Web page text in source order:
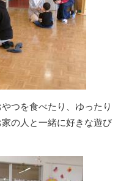
つを食べたり、ゆったり
の人と一緒に好きな遊び